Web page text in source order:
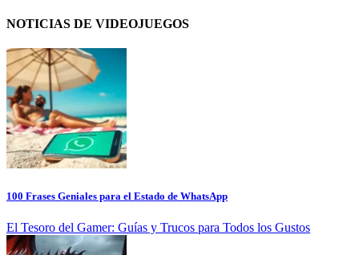
NOTICIAS DE VIDEOJUEGOS
100 Frases Geniales para el Estado de WhatsApp
El Tesoro del Gamer: Guías y Trucos para Todos los Gustos